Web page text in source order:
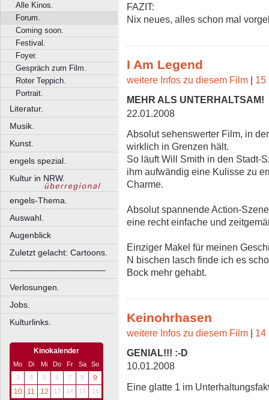
Alle Kinos.
Forum.
Coming soon.
Festival.
Foyer.
Gespräch zum Film.
Roter Teppich.
Portrait.
Literatur.
Musik.
Kunst.
engels spezial.
Kultur in NRW.
engels-Thema.
Auswahl.
Augenblick
Zuletzt gelacht: Cartoons.
––––––––––––––––––––
Verlosungen.
Jobs.
Kulturlinks.
Kinokalender
Mo Di Mi Do Fr Sa
So
3
4 5 6 7 8
9
10
11 12 13 14 15 16
FAZIT:
Nix neues, alles schon mal
I Am Legend
weitere Infos zu diesem Film | 15
MEHR ALS UNTERHALTSAM!
22.01.2008
Absolut sehenswerter Film, in
wirklich in Grenzen hält.
So läuft Will Smith in den Stadt-
ihm aufwändig eine Kulisse zu
Charme.
Absolut spannende Action-
eine recht einfache und
Einziger Makel für meinen
N bischen lasch finde ich es
Bock mehr gehabt.
Keinohrhasen
weitere Infos zu diesem Film | 14
GENIAL!!! :-D
10.01.2008
Eine glatte 1 im